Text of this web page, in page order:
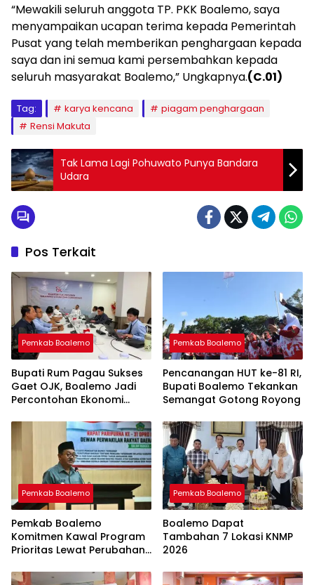
“Mewakili seluruh anggota TP. PKK Boalemo, saya
menyampaikan ucapan terima kepada Pemerintah
Pusat yang telah memberikan penghargaan kepada
saya dan ini semua kami persembahkan kepada
seluruh masyarakat Boalemo,” Ungkapnya.(C.01)
Tag: karya kencana
piagam penghargaan
Rensi Makuta
Tak Lama Lagi Pohuwato Punya Bandara
Udara
Pos Terkait
Pemkab Boalemo
Bupati Rum Pagau Sukses
Gaet OJK, Boalemo Jadi
Percontohan Ekonomi
Pemkab Boalemo
Pencanangan HUT ke-81 RI,
Bupati Boalemo Tekankan
Semangat Gotong Royong
Pemkab Boalemo
Pemkab Boalemo
Komitmen Kawal Program
Prioritas Lewat Perubahan
Pemkab Boalemo
Boalemo Dapat
Tambahan 7 Lokasi KNMP
2026